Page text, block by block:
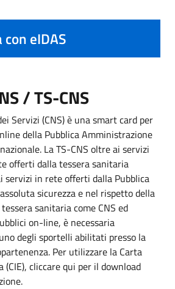
eIDAS
/ TS-CNS
Servizi (CNS) è una smart card per
della Pubblica Amministrazione
La TS-CNS oltre ai servizi
offerti dalla tessera sanitaria
servizi in rete offerti dalla Pubblica
sicurezza e nel rispetto della
sanitaria come CNS ed
on-line, è necessaria
degli sportelli abilitati presso la
Per utilizzare la Carta
cliccare qui per il download